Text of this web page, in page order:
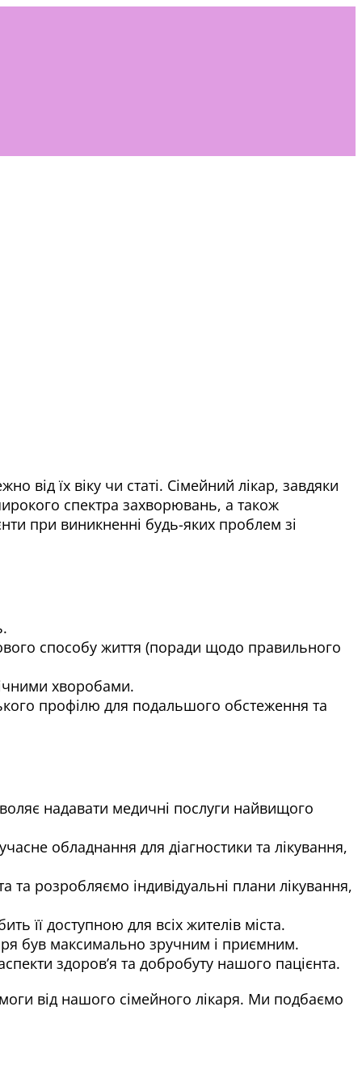
від їх віку чи статі. Сімейний лікар, завдяки
спектра захворювань, а також
при виникненні будь-яких проблем зі
способу життя (поради щодо правильного
хворобами.
профілю для подальшого обстеження та
надавати медичні послуги найвищого
обладнання для діагностики та лікування,
та розробляємо індивідуальні плани лікування,
її доступною для всіх жителів міста.
був максимально зручним і приємним.
здоров’я та добробуту нашого пацієнта.
від нашого сімейного лікаря. Ми подбаємо